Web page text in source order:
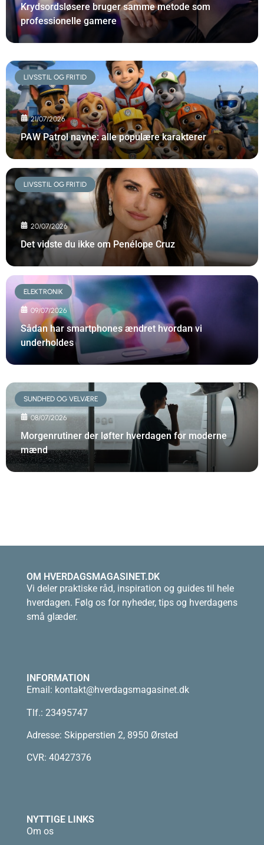
Krydsordsløsere bruger samme metode som
professionelle gamere
LIVSSTIL OG FRITID
21/07/2026
PAW Patrol navne: alle populære karakterer
LIVSSTIL OG FRITID
20/07/2026
Det vidste du ikke om Penélope Cruz
ELEKTRONIK
09/07/2026
Sådan har smartphones ændret hvordan vi
underholdes
SUNDHED OG VELVÆRE
08/07/2026
Morgenrutiner der løfter hverdagen for moderne
mænd
OM HVERDAGSMAGASINET.DK
Vi deler praktiske råd, inspiration og guides til hele
hverdagen. Følg os for nyheder, tips og hverdagens
små glæder.
INFORMATION
Email: kontakt@hverdagsmagasinet.dk
Tlf.: 23495747
Adresse: Skipperstien 2, 8950 Ørsted
CVR: 40427376
NYTTIGE LINKS
Om os